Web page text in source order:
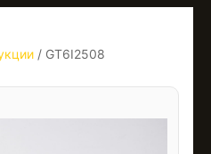
/ GT6I2508